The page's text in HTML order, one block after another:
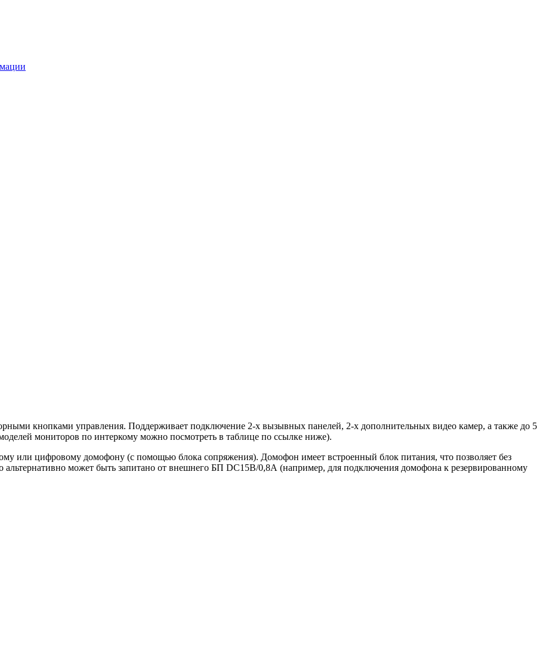
кнопками управления. Поддерживает подключение 2-х вызывных панелей, 2-х дополнительных видео камер, а также до 5
мониторов по интеркому можно посмотреть в таблице по ссылке ниже).
или цифровому домофону (с помощью блока сопряжения). Домофон имеет встроенный блок питания, что позволяет без
альтернативно может быть запитано от внешнего БП DC15В/0,8А (например, для подключения домофона к резервированному